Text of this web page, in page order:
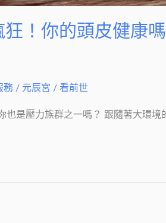
狂！你的頭皮健康
務 / 元辰宮 / 看前世
是壓力族群之一嗎？ 跟隨著大環境